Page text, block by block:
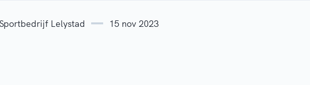
Sportbedrijf Lelystad 15 nov 2023